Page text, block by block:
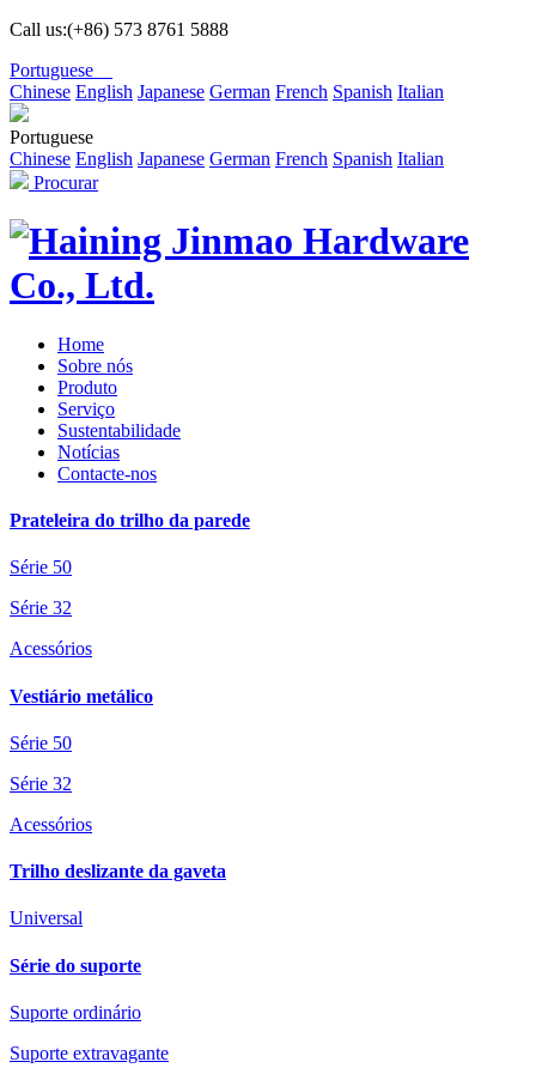
Call us:(+86) 573 8761 5888
Portuguese
Chinese English Japanese German French Spanish Italian
Portuguese
Chinese English Japanese German French Spanish Italian
Procurar
Home
Sobre nós
Produto
Serviço
Sustentabilidade
Notícias
Contacte-nos
Prateleira do trilho da parede
Série 50
Série 32
Acessórios
Vestiário metálico
Série 50
Série 32
Acessórios
Trilho deslizante da gaveta
Universal
Série do suporte
Suporte ordinário
Suporte extravagante